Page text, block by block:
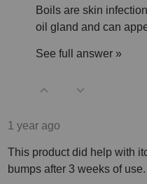
Boils are skin
oil gland and can
See full answer »
1 year ago
This product did help with
bumps after 3 weeks of use.